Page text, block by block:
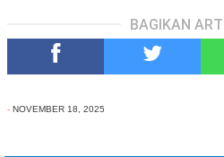
BAGIKAN
- NOVEMBER 18, 2025